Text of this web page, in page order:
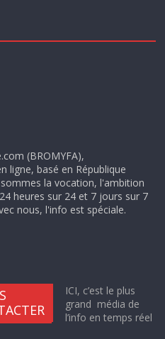
(BROMYFA),
ligne, basé en République
la vocation, l'ambition
heures sur 24 et 7 jours sur 7
nous, l'info est spéciale.
ICI, c’est le plus
grand média de
l’info en temps réel